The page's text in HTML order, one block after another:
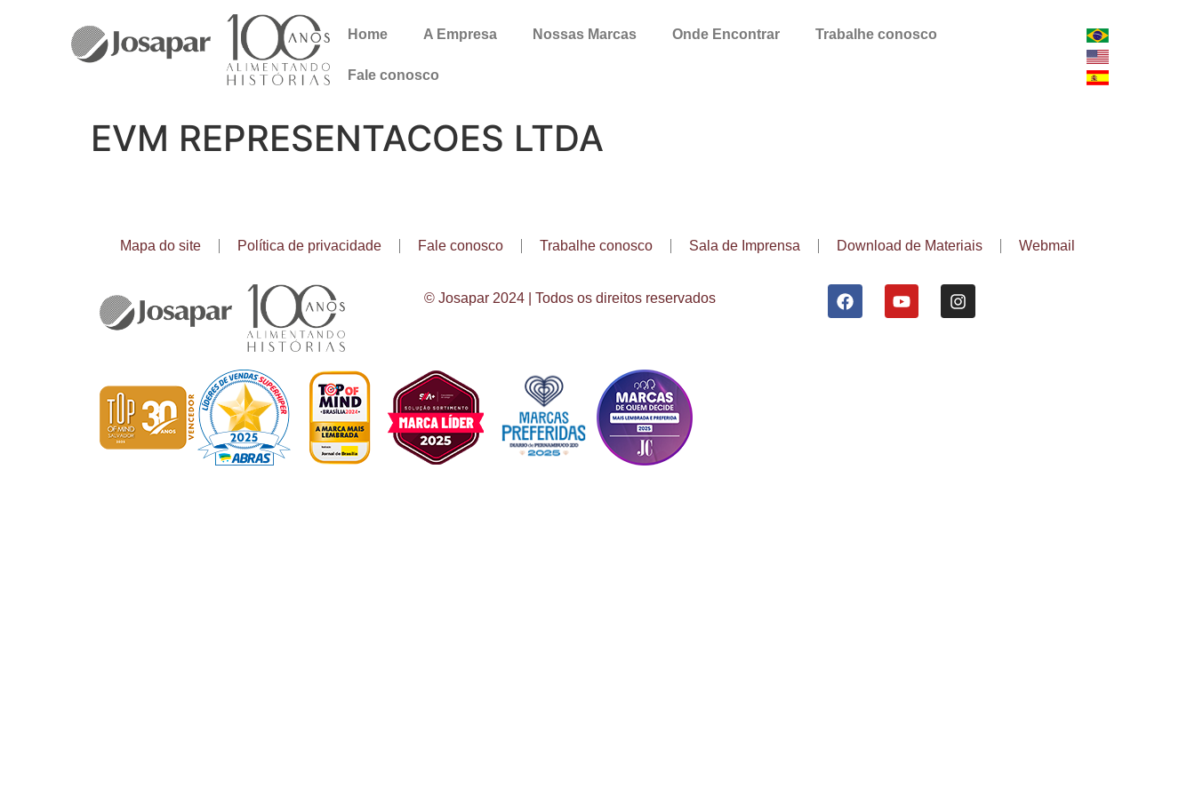
Home A Empresa Nossas Marcas Onde Encontrar Trabalhe conosco
Fale conosco
EVM REPRESENTACOES LTDA
Mapa do site Política de privacidade Fale conosco Trabalhe conosco Sala de Imprensa Download de Materiais Webmail
© Josapar 2024 | Todos os direitos reservados